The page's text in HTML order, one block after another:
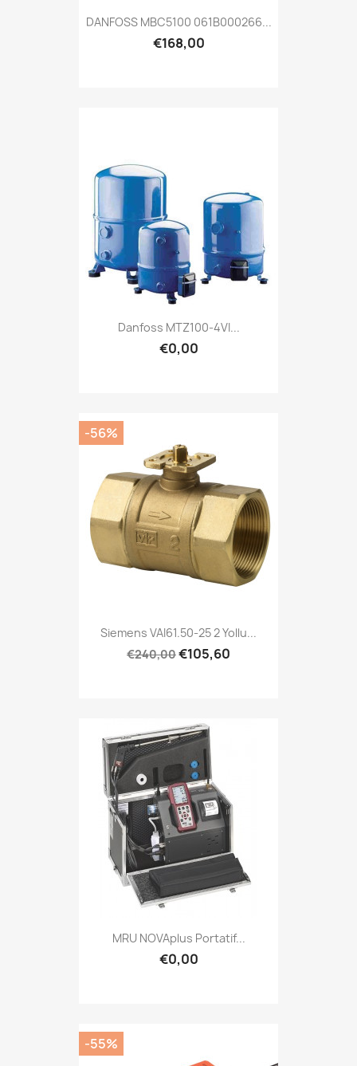
DANFOSS MBC5100 061B000266...
€168,00
Danfoss MTZ100-4VI...
€0,00
Siemens VAI61.50-25 2 Yollu...
€240,00€105,60
-56%
MRU NOVAplus Portatif...
€0,00
-55%